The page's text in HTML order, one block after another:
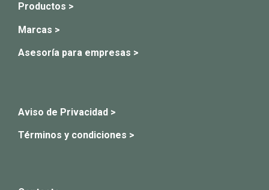
Productos >
Marcas >
Asesoría para empresas >
Aviso de Privacidad >
Términos y condiciones >